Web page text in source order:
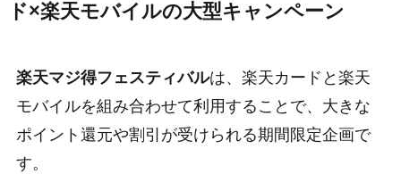
ド×楽天モバイルの大型キャンペーン
楽天マジ得フェスティバルは、楽天カードと楽天
モバイルを組み合わせて利用することで、大きな
ポイント還元や割引が受けられる期間限定企画で
す。